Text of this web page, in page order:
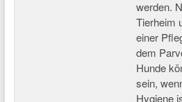
werden.
Tierheim
einer
dem
Hunde
sein,
Hygiene